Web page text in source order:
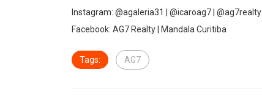
Instagram: @agaleria31 | @icaroag7 | @ag7realty
Facebook: AG7 Realty | Mandala Curitiba
Tags: AG7